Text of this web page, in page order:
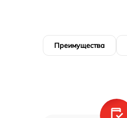
Преимущества